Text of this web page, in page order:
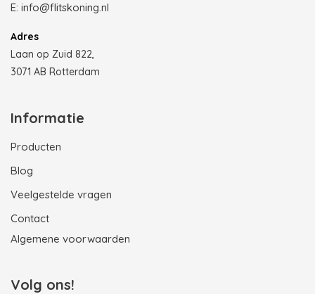
E: info@flitskoning.nl
Adres
Laan op Zuid 822,
3071 AB Rotterdam
Informatie
Producten
Blog
Veelgestelde vragen
Contact
Algemene voorwaarden
Volg ons!